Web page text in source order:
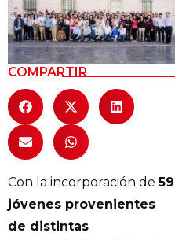
Siguenos
COMPARTIR
Con la incorporación de59
jóvenes provenientes
de distintas